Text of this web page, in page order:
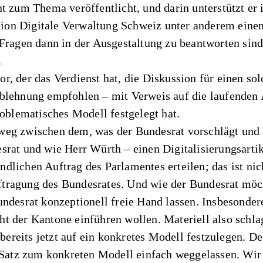
zum Thema veröffentlicht, und darin unterstützt
Digitale Verwaltung Schweiz unter anderem
dann in der Ausgestaltung zu beantworten
der das Verdienst hat, die Diskussion für einen
empfohlen – mit Verweis auf die
Modell festgelegt hat.
zwischen dem, was der Bundesrat vorschlägt
und wie Herr Würth – einen
Auftrag des Parlamentes erteilen; das ist
des Bundesrates. Und wie der Bundesrat
konzeptionell freie Hand lassen.
der Kantone einführen wollen. Materiell also
jetzt auf ein konkretes Modell festzulegen.
zum konkreten Modell einfach weggelassen.